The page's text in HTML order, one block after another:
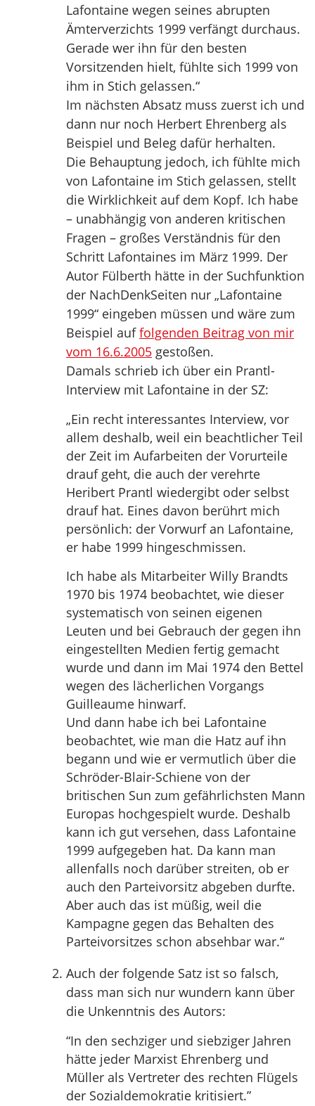
Lafontaine wegen seines abrupten
Ämterverzichts 1999 verfängt durchaus.
Gerade wer ihn für den besten
Vorsitzenden hielt, fühlte sich 1999 von
ihm in Stich gelassen.“
Im nächsten Absatz muss zuerst ich und
dann nur noch Herbert Ehrenberg als
Beispiel und Beleg dafür herhalten.
Die Behauptung jedoch, ich fühlte mich
von Lafontaine im Stich gelassen, stellt
die Wirklichkeit auf dem Kopf. Ich habe
– unabhängig von anderen kritischen
Fragen – großes Verständnis für den
Schritt Lafontaines im März 1999. Der
Autor Fülberth hätte in der Suchfunktion
der NachDenkSeiten nur „Lafontaine
1999“ eingeben müssen und wäre zum
Beispiel auffolgenden Beitrag von mir
vom 16.6.2005 gestoßen.
Damals schrieb ich über ein Prantl-
Interview mit Lafontaine in der SZ:
„Ein recht interessantes Interview, vor
allem deshalb, weil ein beachtlicher Teil
der Zeit im Aufarbeiten der Vorurteile
drauf geht, die auch der verehrte
Heribert Prantl wiedergibt oder selbst
drauf hat. Eines davon berührt mich
persönlich: der Vorwurf an Lafontaine,
er habe 1999 hingeschmissen.
Ich habe als Mitarbeiter Willy Brandts
1970 bis 1974 beobachtet, wie dieser
systematisch von seinen eigenen
Leuten und bei Gebrauch der gegen ihn
eingestellten Medien fertig gemacht
wurde und dann im Mai 1974 den Bettel
wegen des lächerlichen Vorgangs
Guilleaume hinwarf.
Und dann habe ich bei Lafontaine
beobachtet, wie man die Hatz auf ihn
begann und wie er vermutlich über die
Schröder-Blair-Schiene von der
britischen Sun zum gefährlichsten Mann
Europas hochgespielt wurde. Deshalb
kann ich gut versehen, dass Lafontaine
1999 aufgegeben hat. Da kann man
allenfalls noch darüber streiten, ob er
auch den Parteivorsitz abgeben durfte.
Aber auch das ist müßig, weil die
Kampagne gegen das Behalten des
Parteivorsitzes schon absehbar war.“
Auch der folgende Satz ist so falsch,
dass man sich nur wundern kann über
die Unkenntnis des Autors:
“In den sechziger und siebziger Jahren
hätte jeder Marxist Ehrenberg und
Müller als Vertreter des rechten Flügels
der Sozialdemokratie kritisiert.”